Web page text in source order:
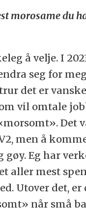
morosame du
å velje. I
seg for meg
det er
vil omtale
Det
men å
gøy. Eg har
aller mest
Utover det, er
når små